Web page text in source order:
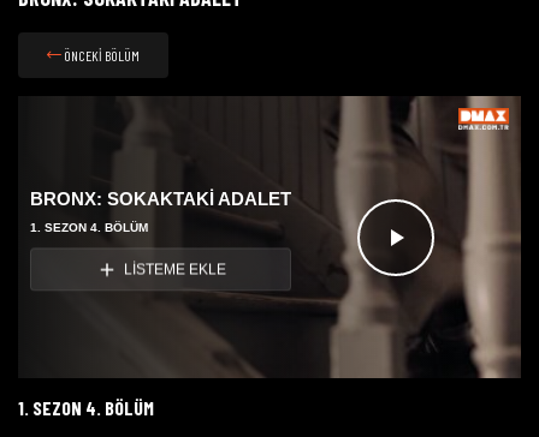
ÖNCEKİ BÖLÜM
Videoyu
Oynat
BRONX: SOKAKTAKİ ADALET
1. SEZON 4. BÖLÜM
LİSTEME EKLE
1. SEZON 4. BÖLÜM